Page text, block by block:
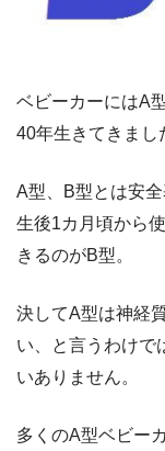
ベビーカーにはA
40年生きてきまし
A型、B型とは安
生後1カ月頃から
きるのがB型。
決してA型は神経
い、と言うわけで
いありません。
多くのA型ベビー